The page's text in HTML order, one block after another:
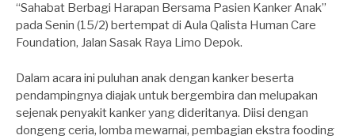
“Sahabat Berbagi Harapan Bersama Pasien Kanker Anak”
pada Senin (15/2) bertempat di Aula Qalista Human Care
Foundation, Jalan Sasak Raya Limo Depok.
Dalam acara ini puluhan anak dengan kanker beserta
pendampingnya diajak untuk bergembira dan melupakan
sejenak penyakit kanker yang dideritanya. Diisi dengan
dongeng ceria, lomba mewarnai, pembagian ekstra fooding